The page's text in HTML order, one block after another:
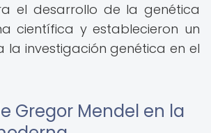
el desarrollo de la genética
científica y establecieron un
investigación genética en el
Gregor Mendel en la